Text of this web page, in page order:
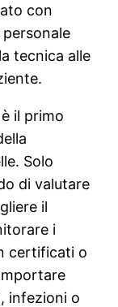
con
tecnica alle
il primo
Solo
di valutare
il
i
certificati o
infezioni o